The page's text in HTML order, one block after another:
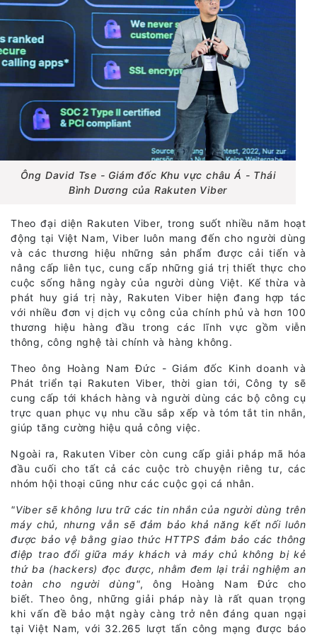
Ông David Tse - Giám đốc Khu vực châu Á - Thái
Bình Dương của Rakuten Viber
Theo đại diện Rakuten Viber, trong suốt nhiều năm hoạt
động tại Việt Nam, Viber luôn mang đến cho người dùng
và các thương hiệu những sản phẩm được cải tiến và
nâng cấp liên tục, cung cấp những giá trị thiết thực cho
cuộc sống hằng ngày của người dùng Việt. Kế thừa và
phát huy giá trị này, Rakuten Viber hiện đang hợp tác
với nhiều đơn vị dịch vụ công của chính phủ và hơn 100
thương hiệu hàng đầu trong các lĩnh vực gồm viễn
thông, công nghệ tài chính và hàng không.
Theo ông Hoàng Nam Đức - Giám đốc Kinh doanh và
Phát triển tại Rakuten Viber, thời gian tới, Công ty sẽ
cung cấp tới khách hàng và người dùng các bộ công cụ
trực quan phục vụ nhu cầu sắp xếp và tóm tắt tin nhắn,
giúp tăng cường hiệu quả công việc.
Ngoài ra, Rakuten Viber còn cung cấp giải pháp mã hóa
đầu cuối cho tất cả các cuộc trò chuyện riêng tư, các
nhóm hội thoại cũng như các cuộc gọi cá nhân.
"Viber sẽ không lưu trữ các tin nhắn của người dùng trên
máy chủ, nhưng vẫn sẽ đảm bảo khả năng kết nối luôn
được bảo vệ bằng giao thức HTTPS đảm bảo các thông
điệp trao đổi giữa máy khách và máy chủ không bị kẻ
thứ ba (hackers) đọc được, nhằm đem lại trải nghiệm an
toàn cho người dùng", ông Hoàng Nam Đức cho
biết. Theo ông, những giải pháp này là rất quan trọng
khi vấn đề bảo mật ngày càng trở nên đáng quan ngại
tại Việt Nam, với 32.265 lượt tấn công mạng được báo